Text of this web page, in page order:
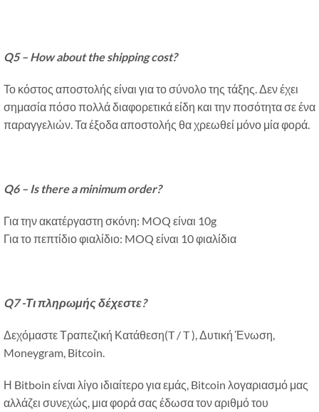
Q5 – How about the shipping cost?
Το κόστος αποστολής είναι για το σύνολο της τάξης. Δεν έχει
σημασία πόσο πολλά διαφορετικά είδη και την ποσότητα σε ένα
παραγγελιών. Τα έξοδα αποστολής θα χρεωθεί μόνο μία φορά.
Q6 – Is there a minimum order?
Για την ακατέργαστη σκόνη: MOQ είναι 10g
Για το πεπτίδιο φιαλίδιο: MOQ είναι 10 φιαλίδια
Q7 -Τι πληρωμής δέχεστε?
Δεχόμαστε Τραπεζική Κατάθεση(T / T ), Δυτική Ένωση,
Moneygram, Bitcoin.
Η Bitboin είναι λίγο ιδιαίτερο για εμάς, Bitcoin λογαριασμό μας
αλλάζει συνεχώς, μια φορά σας έδωσα τον αριθμό του